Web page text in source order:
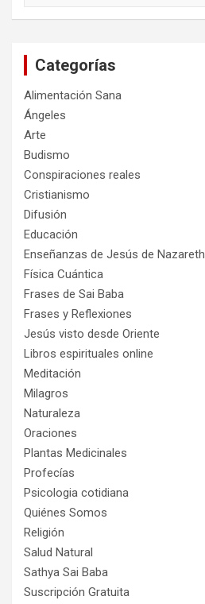
Categorías
Alimentación Sana
Ángeles
Arte
Budismo
Conspiraciones reales
Cristianismo
Difusión
Educación
Enseñanzas de Jesús de Nazareth
Física Cuántica
Frases de Sai Baba
Frases y Reflexiones
Jesús visto desde Oriente
Libros espirituales online
Meditación
Milagros
Naturaleza
Oraciones
Plantas Medicinales
Profecías
Psicologia cotidiana
Quiénes Somos
Religión
Salud Natural
Sathya Sai Baba
Suscripción Gratuita